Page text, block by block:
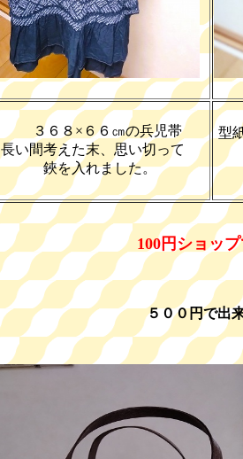
３６８×６６㎝の兵児帯
長い間考えた末、思い切って
鋏を入れました。
型
100円ショッ
５００円で出